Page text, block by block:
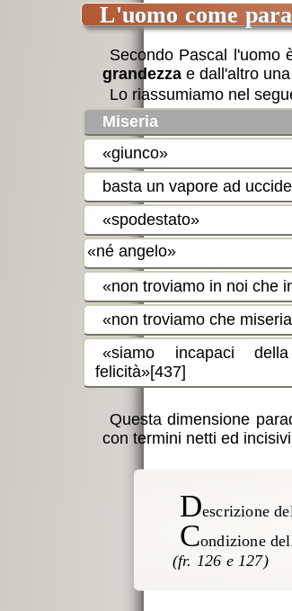
l'uomo come
Secondo Pascal l'uomo
grandezzae dall'altro una
Lo riassumiamo nel
Miseria
giunco
basta un vapore ad
spodestato
né angelo
non troviamo in noi che
non troviamo che
siamo incapaci
felicità [437]
Questa dimensione
con termini netti ed
Descrizione
Condizione